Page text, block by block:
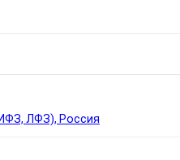
ЛФЗ), Россия